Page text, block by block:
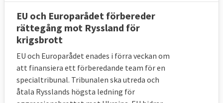
EU och Europarådet förbereder
rättegång mot Ryssland för
krigsbrott
EU och Europarådet enades i förra veckan om
att finansiera ett förberedande team för en
specialtribunal. Tribunalen ska utreda och
åtala Rysslands högsta ledning för